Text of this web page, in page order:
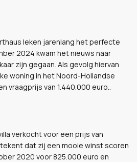
leken jarenlang het perfecte
2024 kwam het nieuws naar
zijn gegaan. Als gevolg hiervan
woning in het Noord-Hollandse
vraagprijs van 1.440.000 euro..
verkocht voor een prijs van
dat zij een mooie winst scoren
2020 voor 825.000 euro en